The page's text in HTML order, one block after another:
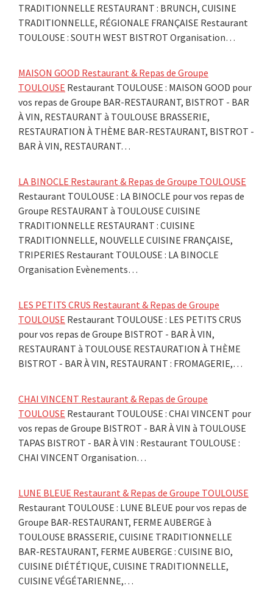
TRADITIONNELLE RESTAURANT : BRUNCH, CUISINE
TRADITIONNELLE, RÉGIONALE FRANÇAISE Restaurant
TOULOUSE : SOUTH WEST BISTROT Organisation…
MAISON GOOD Restaurant & Repas de Groupe
TOULOUSE Restaurant TOULOUSE : MAISON GOOD pour
vos repas de Groupe BAR-RESTAURANT, BISTROT - BAR
À VIN, RESTAURANT à TOULOUSE BRASSERIE,
RESTAURATION À THÈME BAR-RESTAURANT, BISTROT -
BAR À VIN, RESTAURANT…
LA BINOCLE Restaurant & Repas de Groupe TOULOUSE
Restaurant TOULOUSE : LA BINOCLE pour vos repas de
Groupe RESTAURANT à TOULOUSE CUISINE
TRADITIONNELLE RESTAURANT : CUISINE
TRADITIONNELLE, NOUVELLE CUISINE FRANÇAISE,
TRIPERIES Restaurant TOULOUSE : LA BINOCLE
Organisation Evènements…
LES PETITS CRUS Restaurant & Repas de Groupe
TOULOUSE Restaurant TOULOUSE : LES PETITS CRUS
pour vos repas de Groupe BISTROT - BAR À VIN,
RESTAURANT à TOULOUSE RESTAURATION À THÈME
BISTROT - BAR À VIN, RESTAURANT : FROMAGERIE,…
CHAI VINCENT Restaurant & Repas de Groupe
TOULOUSE Restaurant TOULOUSE : CHAI VINCENT pour
vos repas de Groupe BISTROT - BAR À VIN à TOULOUSE
TAPAS BISTROT - BAR À VIN : Restaurant TOULOUSE :
CHAI VINCENT Organisation…
LUNE BLEUE Restaurant & Repas de Groupe TOULOUSE
Restaurant TOULOUSE : LUNE BLEUE pour vos repas de
Groupe BAR-RESTAURANT, FERME AUBERGE à
TOULOUSE BRASSERIE, CUISINE TRADITIONNELLE
BAR-RESTAURANT, FERME AUBERGE : CUISINE BIO,
CUISINE DIÉTÉTIQUE, CUISINE TRADITIONNELLE,
CUISINE VÉGÉTARIENNE,…